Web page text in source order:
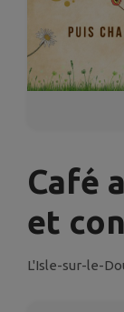
Café
et
L'Isle-sur-le-